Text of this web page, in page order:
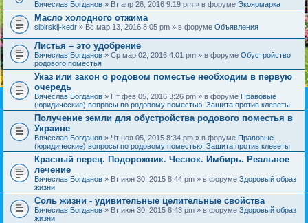
Вячеслав Богданов » Вт апр 26, 2016 9:19 pm » в форуме Экоярмарка
Масло холодного отжима
sibirskij-kedr » Вс мар 13, 2016 8:05 pm » в форуме Объявления
Листья – это удобрение
Вячеслав Богданов » Ср мар 02, 2016 4:01 pm » в форуме Обустройство
родового поместья
Указ или закон о родовом поместье необходим в первую
очередь
Вячеслав Богданов » Пт фев 05, 2016 3:26 pm » в форуме Правовые
(юридические) вопросы по родовому поместью. Защита против клеветы
Получение земли для обустройства родового поместья в
Украине
Вячеслав Богданов » Чт ноя 05, 2015 8:34 pm » в форуме Правовые
(юридические) вопросы по родовому поместью. Защита против клеветы
Красный перец. Подорожник. Чеснок. Имбирь. Реальное
лечение
Вячеслав Богданов » Вт июн 30, 2015 8:44 pm » в форуме Здоровый образ
жизни
Соль жизни - удивительные целительные свойства
Вячеслав Богданов » Вт июн 30, 2015 8:43 pm » в форуме Здоровый образ
жизни